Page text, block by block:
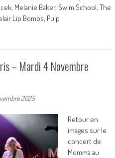
Melanie Baker, Swim School, The
Lip Bombs, Pulp
– Mardi 4 Novembre
2025
Retour en
images sur le
concert de
Momma au